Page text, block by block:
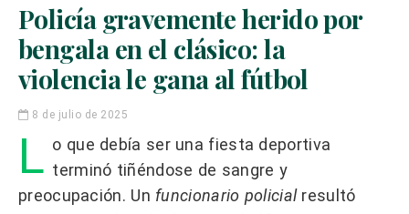
Policía gravemente herido por
bengala en el clásico: la
violencia le gana al fútbol
8 de julio de 2025
L o que debía ser una fiesta deportiva
terminó tiñéndose de sangre y
preocupación. Un funcionario policialresultó